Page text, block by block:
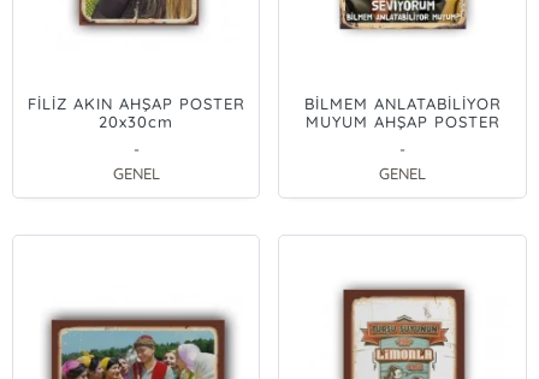
FİLİZ AKIN AHŞAP POSTER
20x30cm
-
GENEL
BİLMEM ANLATABİLİYOR
MUYUM AHŞAP POSTER
-
GENEL